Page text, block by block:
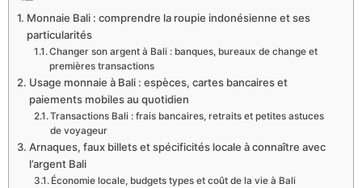
Monnaie Bali : comprendre la roupie indonésienne et ses
particularités
Changer son argent à Bali : banques, bureaux de change et
premières transactions
Usage monnaie à Bali : espèces, cartes bancaires et
paiements mobiles au quotidien
Transactions Bali : frais bancaires, retraits et petites astuces
de voyageur
Arnaques, faux billets et spécificités locale à connaître avec
l’argent Bali
Économie locale, budgets types et coût de la vie à Bali